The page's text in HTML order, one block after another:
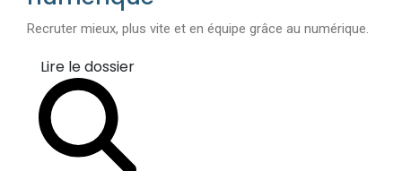
Recruter mieux, plus vite et en équipe grâce au numérique.
Lire le dossier